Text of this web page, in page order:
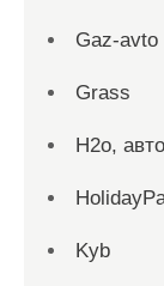
Gaz-avto
Grass
H2o,
Kyb